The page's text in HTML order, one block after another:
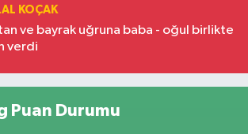
KOÇAK
ve bayrak uğruna baba - oğul birlikte
verdi
Puan Durumu